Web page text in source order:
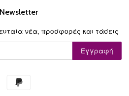
Newsletter
νέα, προσφορές και τάσεις